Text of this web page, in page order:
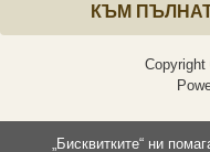
КЪМ
„Бисквитките“ ни